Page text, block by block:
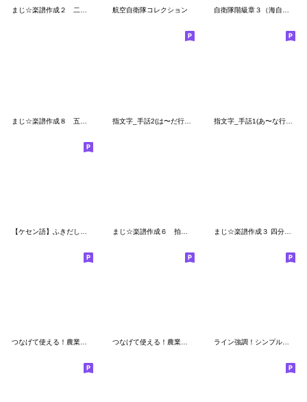
まじ☆楽譜作成２ 二分音符セット 航空自衛隊コレクション 自衛隊階級章３（海自Ｂ）
指文字_手話1(あ〜な行、数字、振仮名付）
まじ☆楽譜作成３ 四分音符セット
つなげて使える！農業機械3 つなげて使える！農業機械2 ライン強調！シンプルスケジュール絵文字２